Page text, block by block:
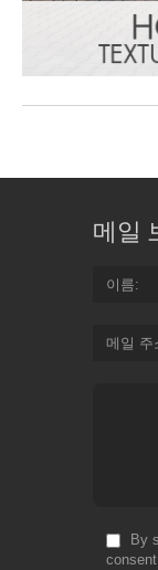
메일
이름
메일 주
By